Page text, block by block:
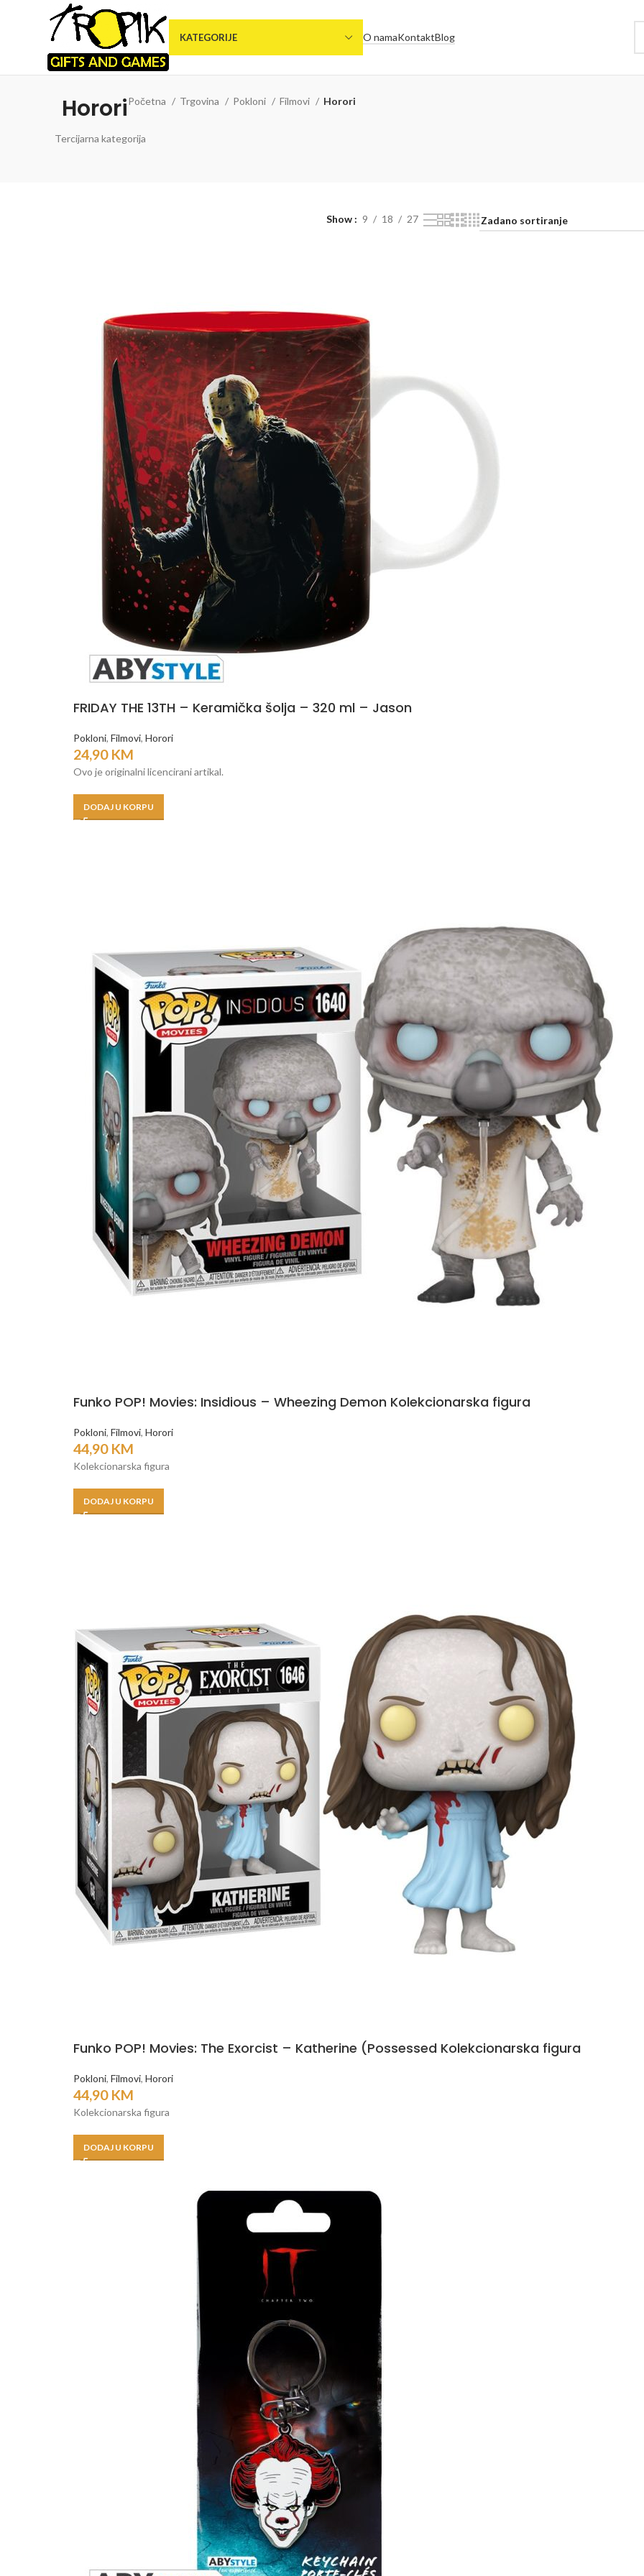
KATEGORIJE O namaKontaktBlog
HororiPočetna Trgovina Pokloni Filmovi Horori
Tercijarna kategorija
Show 9 18 27
FRIDAY THE 13TH – Keramička šolja – 320 ml – Jason
Pokloni, Filmovi, Horori
24,90 KM
Ovo je originalni licencirani artikal.
DODAJ U KORPU
Funko POP! Movies: Insidious – Wheezing Demon Kolekcionarska figura
Pokloni, Filmovi, Horori
44,90 KM
Kolekcionarska figura
DODAJ U KORPU
Funko POP! Movies: The Exorcist – Katherine (Possessed Kolekcionarska figura
Pokloni, Filmovi, Horori
44,90 KM
Kolekcionarska figura
DODAJ U KORPU